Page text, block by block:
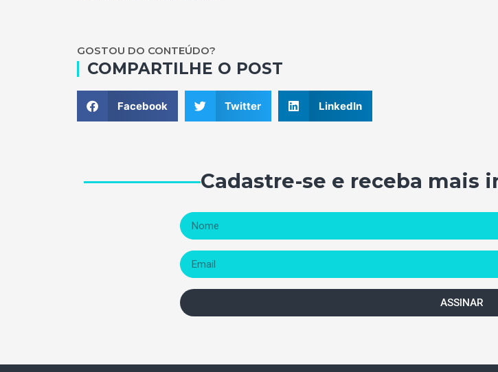
GOSTOU DO CONTEÚDO?
COMPARTILHE O POST
Facebook Twitter LinkedIn
Cadastre-se e receba mais
ASSINAR